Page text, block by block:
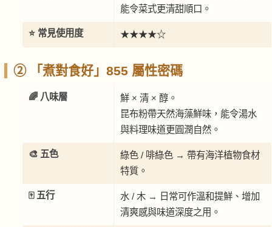
能令菜式更清甜順口。
⭐ 常見使用度 ★★★★☆
② 「煮對食好」855 屬性密碼
🌈 八味層
鮮 × 清 × 醇。
昆布粉帶天然海藻鮮味，能令湯水
與料理味道更圓潤自然。
🎨 五色
綠色 / 啡綠色 → 帶有海洋植物食材
特質。
🀄 五行
水 / 木 → 日常可作溫和提鮮、增加
清爽感與味道深度之用。